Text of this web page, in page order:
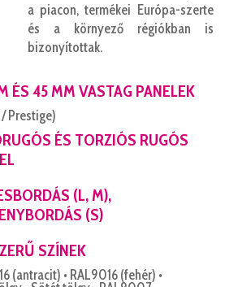
a piacon, termékei Európa-szerte
és a környező régiókban is
bizonyítottak.
ÉS 45 MM VASTAG PANELEK
Prestige)
ÉS TORZIÓS RUGÓS
(L, M),
(S)
SZÍNEK
(antracit) • RAL9016 (fehér) •